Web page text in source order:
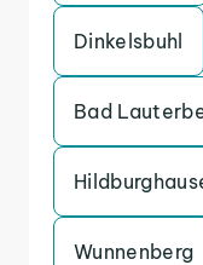
Dinkelsbuhl
Bad
Wunnenberg